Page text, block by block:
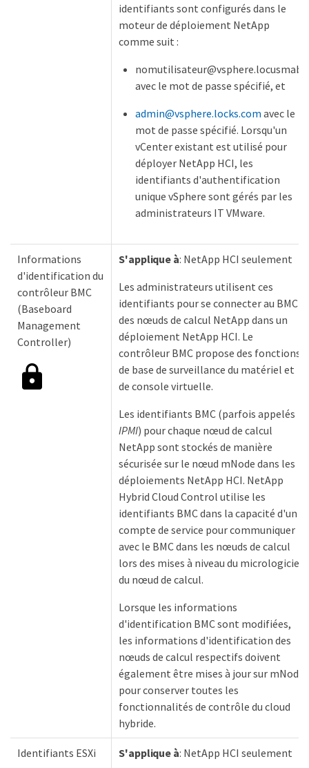
identifiants sont configurés dans le
moteur de déploiement NetApp
comme suit :
nomutilisateur@vsphere.locusmabl
avec le mot de passe spécifié, et
admin@vsphere.locks.com avec le
mot de passe spécifié. Lorsqu'un
vCenter existant est utilisé pour
déployer NetApp HCI, les
identifiants d'authentification
unique vSphere sont gérés par les
administrateurs IT VMware.
Informations
d'identification du
contrôleur BMC
(Baseboard
Management
Controller)
S'applique à: NetApp HCI seulement
Les administrateurs utilisent ces
identifiants pour se connecter au BMC
des nœuds de calcul NetApp dans un
déploiement NetApp HCI. Le
contrôleur BMC propose des fonctions
de base de surveillance du matériel et
de console virtuelle.
Les identifiants BMC (parfois appelés
IPMI) pour chaque nœud de calcul
NetApp sont stockés de manière
sécurisée sur le nœud mNode dans les
déploiements NetApp HCI. NetApp
Hybrid Cloud Control utilise les
identifiants BMC dans la capacité d'un
compte de service pour communiquer
avec le BMC dans les nœuds de calcul
lors des mises à niveau du micrologiciel
du nœud de calcul.
Lorsque les informations
d'identification BMC sont modifiées,
les informations d'identification des
nœuds de calcul respectifs doivent
également être mises à jour sur mNode
pour conserver toutes les
fonctionnalités de contrôle du cloud
hybride.
Identifiants ESXi S'applique à: NetApp HCI seulement